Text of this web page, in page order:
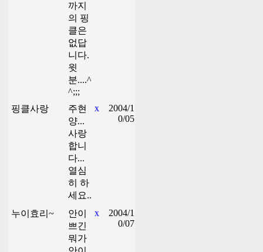
까지
의 핑
클은
없답
니다.
윗
분....^
^;;;
핑클사랑
주현
양...
사랑
합니
다...
열심
히 하
세요..
x
2004/1
0/05
누이효리~
안이
쁘긴
뭐가
x
2004/1
0/07